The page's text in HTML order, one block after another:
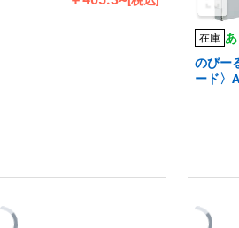
在庫 あ
のびー
ード〉